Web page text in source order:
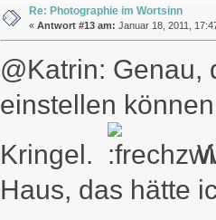
Re: Photographie im Wortsinn
« Antwort #13 am: Januar 18, 2011,
@Katrin: Genau,
einstellen
Kringel.
Haus, das hätte